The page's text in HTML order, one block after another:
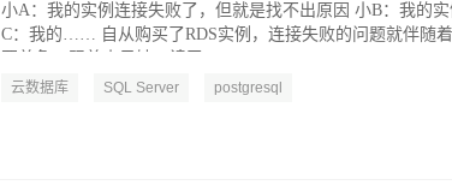
小A：我的实例连接失败了，但就是找不出原因 小B：我的
C：我的…… 自从购买了RDS实例，连接失败的问题就伴随
云数据库 SQL Server postgresql